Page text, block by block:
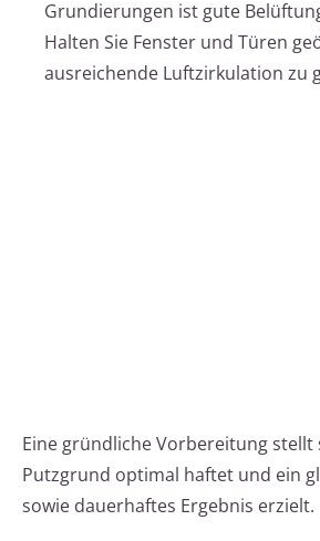
Grundierungen ist gute
Halten Sie Fenster und Türen
ausreichende Luftzirkulation zu
Eine gründliche Vorbereitung stellt
Putzgrund optimal haftet und ein
sowie dauerhaftes Ergebnis erzielt.